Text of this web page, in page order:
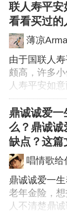
联人寿平安
看看买过的
薄凉
由于国联人
颇高，许多
人寿平安如
鼎诚诚爱
么？鼎诚诚
缺点？这篇
唱情歌给
鼎诚诚爱一
老年金险，
人不清楚鼎